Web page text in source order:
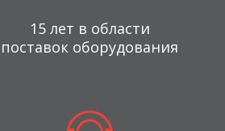
15 лет в области
поставок оборудования